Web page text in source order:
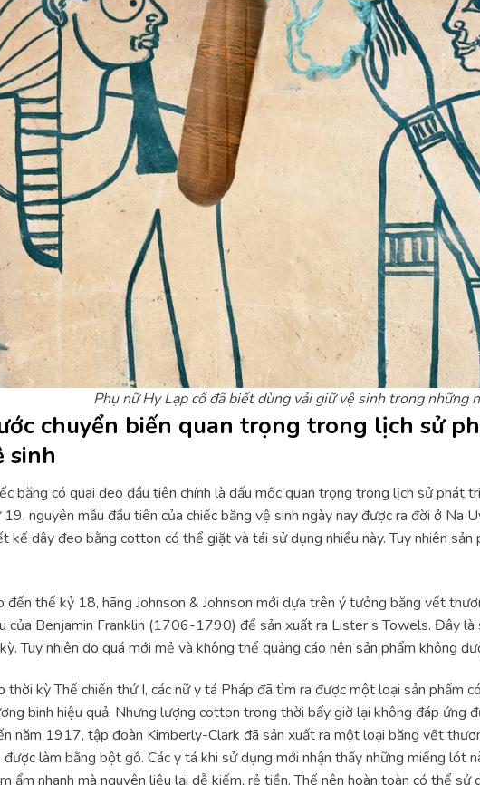
Phụ nữ Hy Lạp cổ đã biết dùng vải giữ vệ sinh trong những
chuyển biến quan trọng trong lịch sử
sinh
băng có quai đeo đầu tiên chính là dấu mốc quan trọng trong lịch sử phát
nguyên mẫu đầu tiên của chiếc băng vệ sinh ngày nay được ra đời ở Na
kế dây đeo bằng cotton có thể giặt và tái sử dụng nhiều này. Tuy nhiên sản
đến thế kỷ 18, hãng Johnson & Johnson mới dựa trên ý tưởng băng vết
của Benjamin Franklin (1706-1790) để sản xuất ra Lister’s Towels. Đây là
Tuy nhiên do quá mới mẻ và không thể quảng cáo nên sản phẩm không
thời kỳ Thế chiến thứ I, các nữ y tá Pháp đã tìm ra được một loại sản phẩm
binh hiệu quả. Nhưng lượng cotton trong thời bấy giờ lại không đáp ứng
năm 1917, tập đoàn Kimberly-Clark đã sản xuất ra một loại băng vết
làm bằng bột gỗ. Các y tá khi sử dụng mới nhận thấy những miếng lót
ẩm nhanh mà nguyên liệu lại dễ kiếm, rẻ tiền. Thế nên hoàn toàn có thể sử